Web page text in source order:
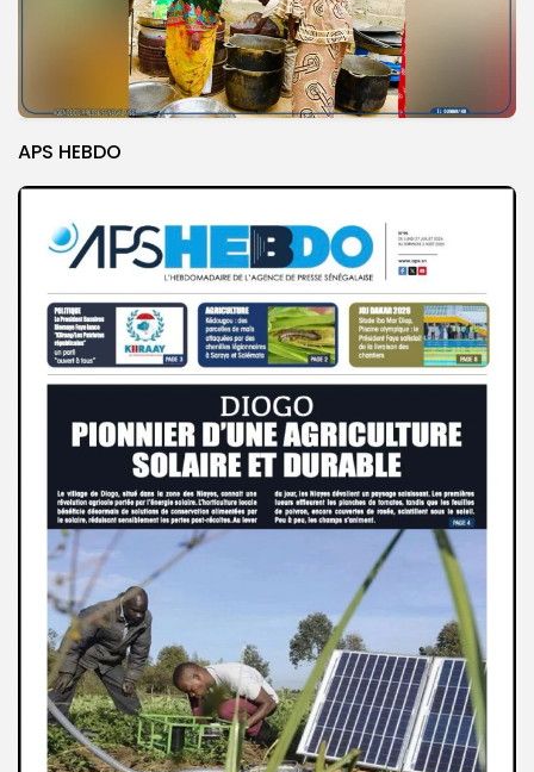
APS HEBDO